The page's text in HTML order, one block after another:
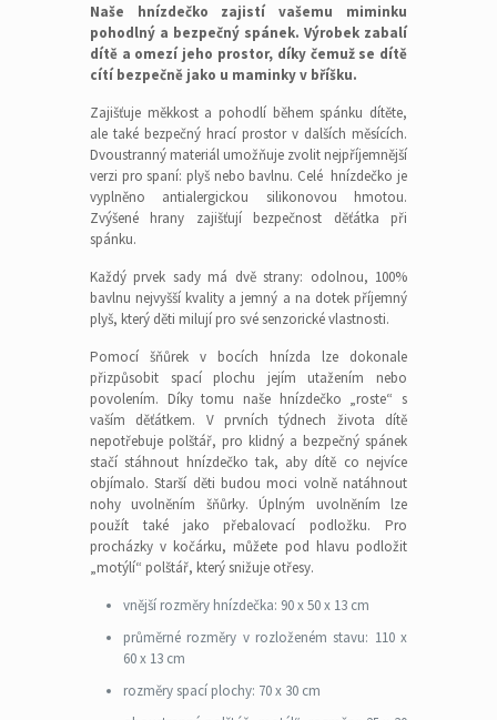
Naše hnízdečko zajistí vašemu miminku
pohodlný a bezpečný spánek. Výrobek zabalí
dítě a omezí jeho prostor, díky čemuž se dítě
cítí bezpečně jako u maminky v bříšku.
Zajišťuje měkkost a pohodlí během spánku dítěte,
ale také bezpečný hrací prostor v dalších měsících.
Dvoustranný materiál umožňuje zvolit nejpříjemnější
verzi pro spaní: plyš nebo bavlnu. Celé hnízdečko je
vyplněno antialergickou silikonovou hmotou.
Zvýšené hrany zajišťují bezpečnost děťátka při
spánku.
Každý prvek sady má dvě strany: odolnou, 100%
bavlnu nejvyšší kvality a jemný a na dotek příjemný
plyš, který děti milují pro své senzorické vlastnosti.
Pomocí šňůrek v bocích hnízda lze dokonale
přizpůsobit spací plochu jejím utažením nebo
povolením. Díky tomu naše hnízdečko „roste“ s
vaším děťátkem. V prvních týdnech života dítě
nepotřebuje polštář, pro klidný a bezpečný spánek
stačí stáhnout hnízdečko tak, aby dítě co nejvíce
objímalo. Starší děti budou moci volně natáhnout
nohy uvolněním šňůrky. Úplným uvolněním lze
použít také jako přebalovací podložku. Pro
procházky v kočárku, můžete pod hlavu podložit
„motýlí“ polštář, který snižuje otřesy.
vnější rozměry hnízdečka: 90 x 50 x 13 cm
průměrné rozměry v rozloženém stavu: 110 x
60 x 13 cm
rozměry spací plochy: 70 x 30 cm